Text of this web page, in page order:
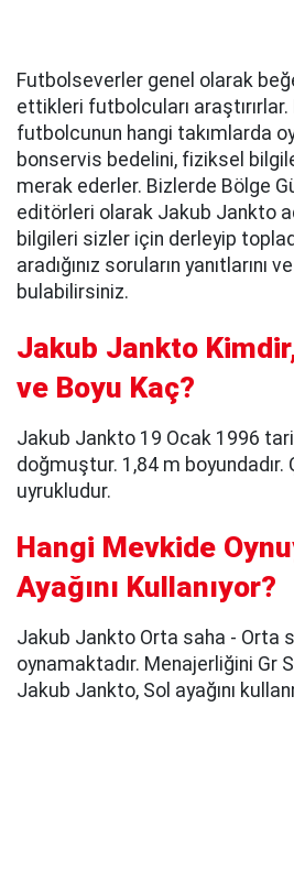
Futbolseverler genel olarak
ettikleri futbolcuları
futbolcunun hangi takımlarda
bonservis bedelini, fiziksel
merak ederler. Bizlerde Bölge
editörleri olarak Jakub Jankto
bilgileri sizler için derleyip
aradığınız soruların yanıtlarını
bulabilirsiniz.
Jakub Jankto
ve Boyu Kaç?
Jakub Jankto 19 Ocak 1996
doğmuştur. 1,84 m boyundadır.
uyrukludur.
Hangi Mevkide
Ayağını Kullanıyor?
Jakub Jankto Orta saha - Orta
oynamaktadır. Menajerliğini Gr
Jakub Jankto, Sol ayağını